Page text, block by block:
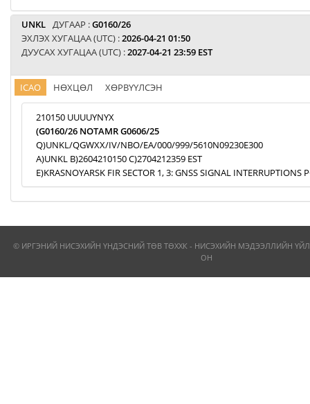
UNKL ДУГААР :G0160/26
ЭХЛЭХ ХУГАЦАА (UTC) :2026-04-21 01:50
ДУУСАХ ХУГАЦАА (UTC) :2027-04-21 23:59 EST
ICAO НӨХЦӨЛ ХӨРВҮҮЛСЭН
210150 UUUUYNYX
(G0160/26 NOTAMR G0606/25
Q)UNKL/QGWXX/IV/NBO/EA/000/999/5610N09230E300
A)UNKL B)2604210150 C)2704212359 EST
E)KRASNOYARSK FIR SECTOR 1, 3: GNSS SIGNAL INTERRUPTIONS
© ИРГЭНИЙ НИСЭХИЙН ҮНДЭСНИЙ ТӨВ ТӨХХК - НИСЭХИЙН МЭДЭЭЛЛИЙН
ОН